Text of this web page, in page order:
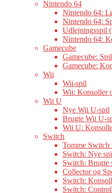
Nintendo 64
Nintendo 64:
Nintendo 64:
Udlejningsspil
Nintendo 64:
Gamecube
Gamecube: Spil
Gamecube:
Wii
Wii-spil
Wii: Konsoller
Wii U
Nye Wii U-spil
Brugte Wii U-
Wii U:
Switch
Tomme
Switch: Nye
Switch: Brugte
Collector og
Switch:
Switch: